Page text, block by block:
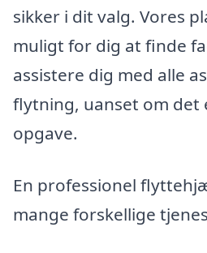
sikker i dit valg. Vores
muligt for dig at finde
assistere dig med alle
flytning, uanset om det
opgave.
En professionel
mange forskellige